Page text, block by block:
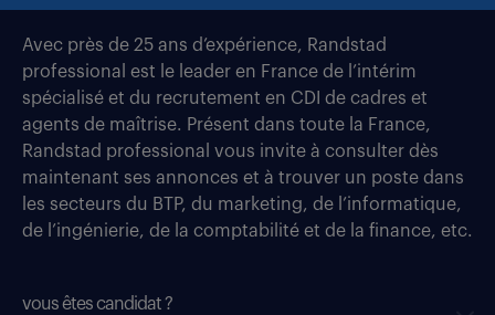
Avec près de 25 ans d’expérience, Randstad
professional est le leader en France de l’intérim
spécialisé et du recrutement en CDI de cadres et
agents de maîtrise. Présent dans toute la France,
Randstad professional vous invite à consulter dès
maintenant ses annonces et à trouver un poste dans
les secteurs du BTP, du marketing, de l’informatique,
de l’ingénierie, de la comptabilité et de la finance, etc.
vous êtes candidat ?